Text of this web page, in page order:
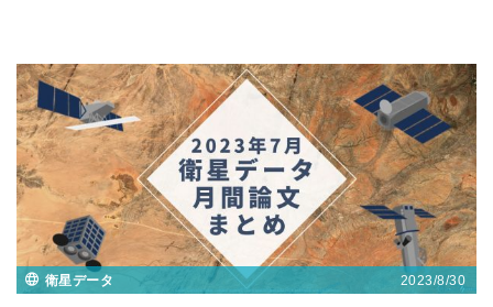
衛星データ 2023/8/30